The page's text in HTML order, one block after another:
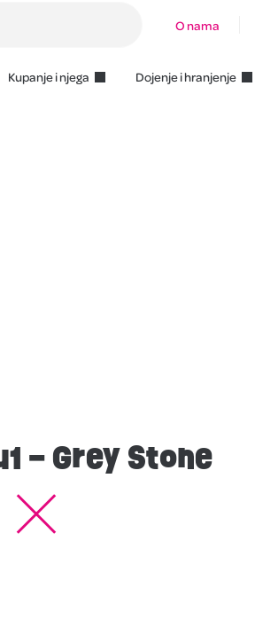
O nama
Kupanje i njega Dojenje i hranjenje
– Grey Stone